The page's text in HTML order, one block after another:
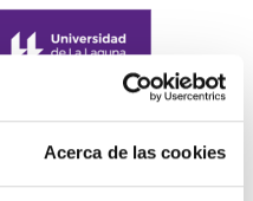
Acerca de las cookies